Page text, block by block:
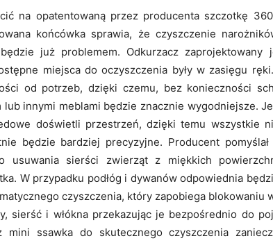
na opatentowaną przez producenta szczotkę
końcówka sprawia, że czyszczenie
już problemem. Odkurzacz zaprojektowany
miejsca do oczyszczenia były w zasięgu
od potrzeb, dzięki czemu, bez konieczności
lub innymi meblami będzie znacznie wygodniejsze.
doświetli przestrzeń, dzięki temu wszystkie
będzie bardziej precyzyjne. Producent
usuwania sierści zwierząt z miękkich
W przypadku podłóg i dywanów odpowiednia
czyszczenia, który zapobiega blokowaniu
sierść i włókna przekazując je bezpośrednio do
ssawka do skutecznego czyszczenia